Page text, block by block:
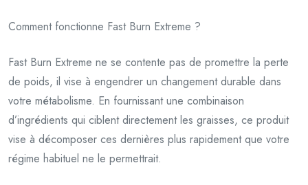
Comment fonctionne Fast Burn Extreme ?
Fast Burn Extreme ne se contente pas de promettre la perte
de poids, il vise à engendrer un changement durable dans
votre métabolisme. En fournissant une combinaison
d’ingrédients qui ciblent directement les graisses, ce produit
vise à décomposer ces dernières plus rapidement que votre
régime habituel ne le permettrait.